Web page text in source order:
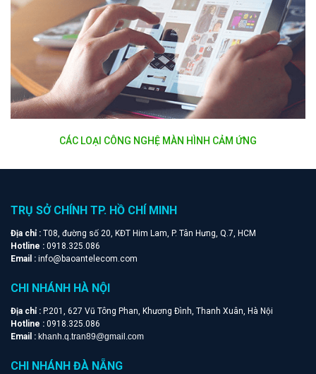
CÁC LOẠI CÔNG NGHỆ MÀN HÌNH CẢM ỨNG
TRỤ SỞ CHÍNH TP. HỒ CHÍ MINH
Địa chỉ : T08, đường số 20, KĐT Him Lam, P. Tân Hưng, Q.7, HCM
Hotline : 0918.325.086
Email : info@baoantelecom.com
CHI NHÁNH HÀ NỘI
Địa chỉ : P.201, 627 Vũ Tông Phan, Khương Đình, Thanh Xuân, Hà Nội
Hotline : 0918.325.086
Email : khanh.q.tran89@gmail.com
CHI NHÁNH ĐÀ NẴNG